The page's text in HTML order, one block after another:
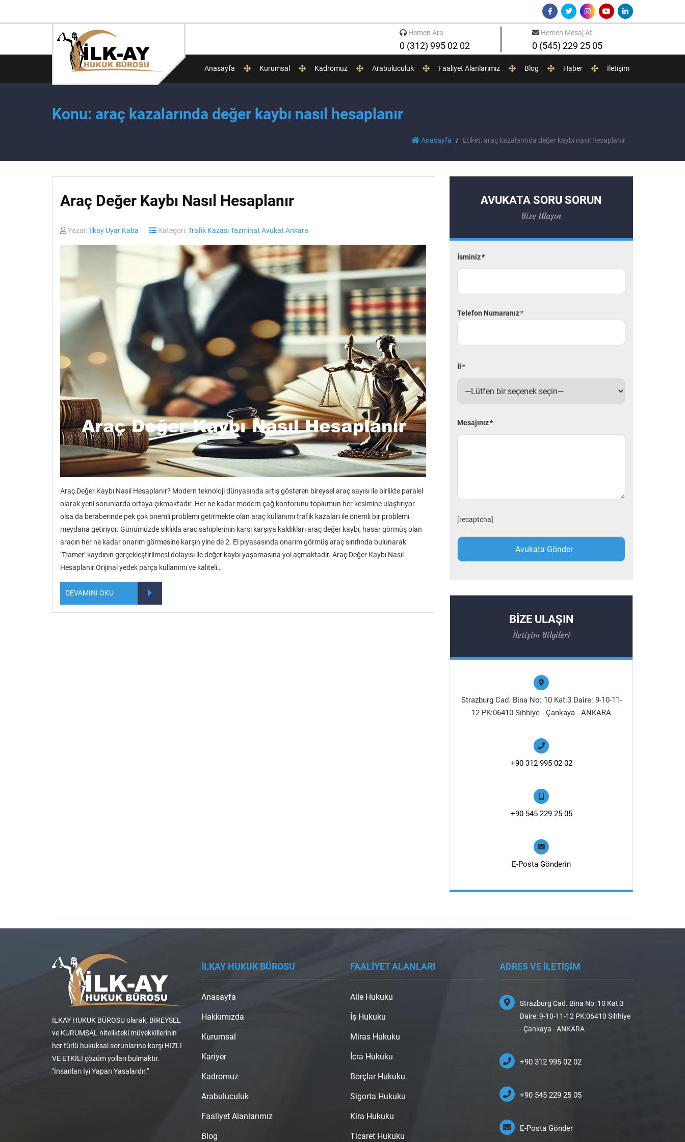
Hemen Ara
0 (312) 995 02 02
Hemen Mesaj At
0 (545) 229 25 05
Anasayfa Kurumsal Kadromuz Arabuluculuk Faaliyet Alanlarımız Blog Haber İletişim
Konu: araç kazalarında değer kaybı nasıl hesaplanır
Anasayfa Etiket: araç kazalarında değer kaybı nasıl hesaplanır
Araç Değer Kaybı Nasıl Hesaplanır
Yazar: İlkay Uyar Kaba Kategori:Trafik Kazası Tazminat Avukat Ankara
Araç Değer Kaybı Nasıl Hesaplanır? Modern teknoloji dünyasında artış gösteren bireysel araç sayısı ile birlikte paralel
olarak yeni sorunlarda ortaya çıkmaktadır. Her ne kadar modern çağ konforunu toplumun her kesimine ulaştırıyor
olsa da beraberinde pek çok önemli problemi getirmekte olan araç kullanımı trafik kazaları ile önemli bir problemi
meydana getiriyor. Günümüzde sıklıkla araç sahiplerinin karşı karşıya kaldıkları araç değer kaybı, hasar görmüş olan
aracın her ne kadar onarım görmesine karşın yine de 2. El piyasasında onarım görmüş araç sınıfında bulunarak
‘Tramer’ kaydının gerçekleştirilmesi dolayısı ile değer kaybı yaşamasına yol açmaktadır. Araç Değer Kaybı Nasıl
Hesaplanır Orijinal yedek parça kullanımı ve kaliteli…
DEVAMINI OKU
AVUKATA SORU SORUN
Bize Ulaşın
İsminiz*
Telefon Numaranız*
İl *
Mesajınız*
[recaptcha]
BİZE ULAŞIN
İletişim Bilgileri
Strazburg Cad. Bina No: 10 Kat:3 Daire: 9-10-11-
12 PK:06410 Sıhhiye - Çankaya - ANKARA
+90 312 995 02 02
+90 545 229 25 05
E-Posta Gönderin
İLKAY HUKUK BÜROSU olarak, BİREYSEL
ve KURUMSAL nitelikteki müvekkillerinin
her türlü hukuksal sorunlarına karşı HIZLI
VE ETKİLİ çözüm yolları bulmaktır.
"İnsanları İyi Yapan Yasalardır."
İLKAY HUKUK BÜROSU
Anasayfa
Hakkımızda
Kurumsal
Kariyer
Kadromuz
Arabuluculuk
Faaliyet Alanlarımız
Blog
FAALİYET ALANLARI
Aile Hukuku
İş Hukuku
Miras Hukuku
İcra Hukuku
Borçlar Hukuku
Sigorta Hukuku
Kira Hukuku
Ticaret Hukuku
ADRES VE İLETİŞİM
Strazburg Cad. Bina No: 10 Kat:3
Daire: 9-10-11-12 PK:06410 Sıhhiye
- Çankaya - ANKARA
+90 312 995 02 02
+90 545 229 25 05
E-Posta Gönder